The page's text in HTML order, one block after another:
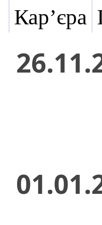
Кар’єра